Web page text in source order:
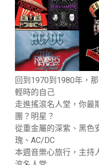
回到1970到1980年，
輕時的自己
走進搖滾名人堂，你最
團？明星？
從重金屬的深紫、黑色
瑰、AC/DC
本週音樂心旅行，主持